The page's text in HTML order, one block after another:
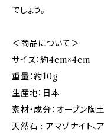
でしょう。
＜商品について＞
サイズ：約4cm×4cm
重量：約10g
生産地：日本
素材・成分：オーブン陶
天然石 : アマゾナイト、